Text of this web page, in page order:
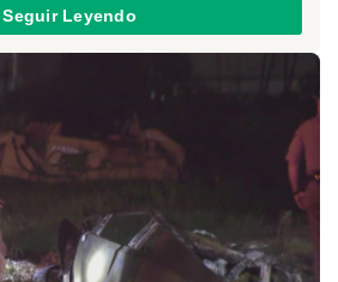
Seguir Leyendo